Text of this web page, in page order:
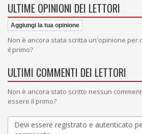
ULTIME OPINIONI DEI LETTORI
Aggiungi la tua opinione
Non è ancora stata scritta un'opinione per
il primo?
ULTIMI COMMENTI DEI LETTORI
Non è ancora stato scritto nessun
essere il primo?